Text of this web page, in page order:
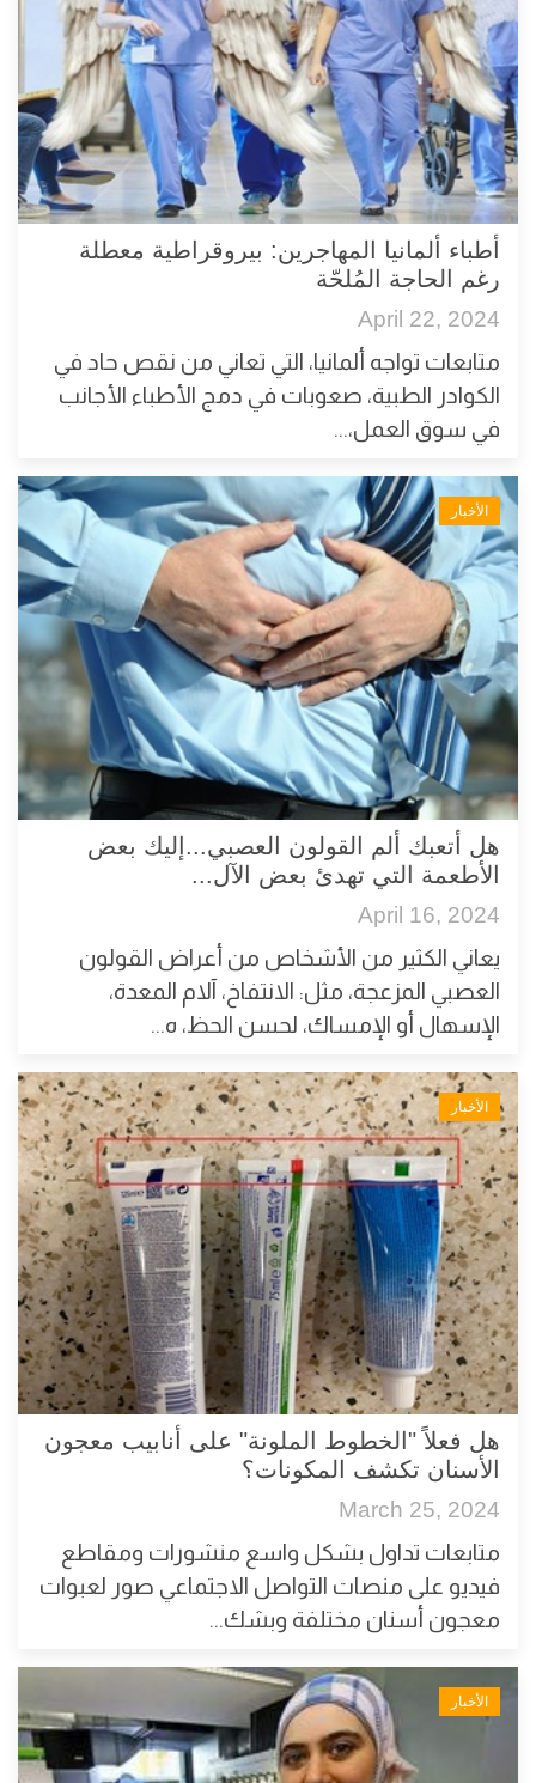
أطباء ألمانيا المهاجرين: بيروقراطية معطلة
رغم الحاجة المُلحّة
April 22, 2024
متابعات تواجه ألمانيا، التي تعاني من نقص حاد في
الكوادر الطبية، صعوبات في دمج الأطباء الأجانب
في سوق العمل،...
الأخبار
هل أتعبك ألم القولون العصبي...إليك بعض
الأطعمة التي تهدئ بعض الآل...
April 16, 2024
يعاني الكثير من الأشخاص من أعراض القولون
العصبي المزعجة، مثل: الانتفاخ، آلام المعدة،
الإسهال أو الإمساك، لحسن الحظ، ه...
الأخبار
هل فعلاً "الخطوط الملونة" على أنابيب معجون
الأسنان تكشف المكونات؟
March 25, 2024
متابعات تداول بشكل واسع منشورات ومقاطع
فيديو على منصات التواصل الاجتماعي صور لعبوات
معجون أسنان مختلفة وبشك...
الأخبار